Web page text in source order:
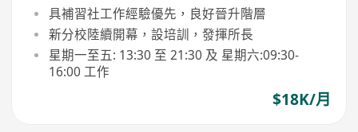
具補習社工作經驗優先，良好晉升階層
新分校陸續開幕，設培訓，發揮所長
星期一至五: 13:30 至 21:30 及 星期六:09:30-
16:00 工作
$18K/月